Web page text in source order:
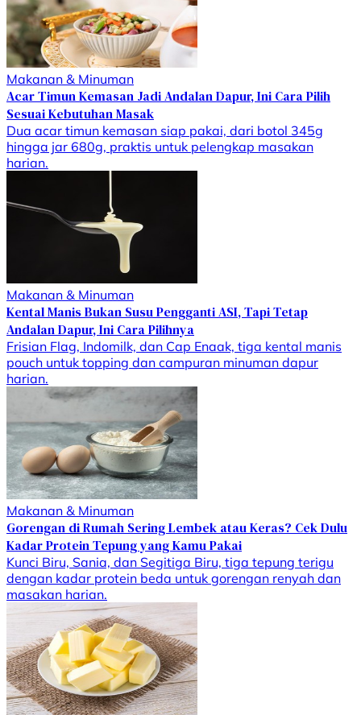
Makanan & Minuman
Acar Timun Kemasan Jadi Andalan Dapur, Ini Cara Pilih
Sesuai Kebutuhan Masak
Dua acar timun kemasan siap pakai, dari botol 345g
hingga jar 680g, praktis untuk pelengkap masakan
harian.
Makanan & Minuman
Kental Manis Bukan Susu Pengganti ASI, Tapi Tetap
Andalan Dapur, Ini Cara Pilihnya
Frisian Flag, Indomilk, dan Cap Enaak, tiga kental manis
pouch untuk topping dan campuran minuman dapur
harian.
Makanan & Minuman
Gorengan di Rumah Sering Lembek atau Keras? Cek Dulu
Kadar Protein Tepung yang Kamu Pakai
Kunci Biru, Sania, dan Segitiga Biru, tiga tepung terigu
dengan kadar protein beda untuk gorengan renyah dan
masakan harian.